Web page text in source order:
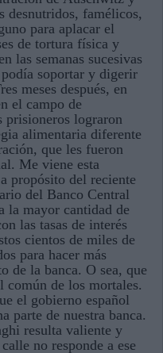
desnutridos, famélicos,
para aplacar el
de tortura física y
las semanas sucesivas
soportar y digerir
meses después, en
el campo de
prisioneros lograron
alimentaria diferente
que les fueron
Me viene esta
propósito del reciente
del Banco Central
la mayor cantidad de
las tasas de interés
cientos de miles de
para hacer más
de la banca. O sea, que
común de los mortales.
el gobierno español
parte de nuestra banca.
resulta valiente y
no responde a ese